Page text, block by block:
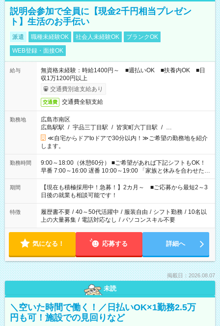
説明会参加で全員に【現金2千円相当プレゼン
ト】生活のお手伝い
派遣 職種未経験OK 社会人未経験OK
ブランクOK
WEB登録・面接OK
給与
無資格未経験：時給1400円～ ■週払いOK ■扶養内OK ■日
収1万1200円以上
交通費別途支給あり
交通費 交通費全額支給
勤務地
広島市南区
広島駅駅 / 宇品三丁目駅 / 皆実町六丁目駅 / …
≪自宅からドアtoドアで30分以内！≫ご希望の勤務地を紹介
します。
勤務時間
9:00～18:00（休憩60分） ■ご希望があれば下記シフトもOK！
早番 7:00～16:00 遅番 10:00～19:00 「家族と休みを合わせた
い」 「余裕を持って夕飯の準備がしたい」 「できれば残業はし
たくない」 など、ご希望を教えてくださいね。 ※Wワーク希望
の方へ 今ご覧のお仕事で希望する勤務時間と、もう1つのお仕事
の勤務時間。 合計で週40時間を超える場合は応募できません。
期間
【現在も積極採用中！急募！】2カ月～ ■ご応募から最短2～3
日後の就業も相談可能です！
特徴 履歴書不要 / 40～50代活躍中 / 服装自由 / シフト勤務 / 10名以
上の大量募集 / 電話対応なし / パソコンスキル不要
気になる！ 応募する 詳細へ
掲載日：2026.08.07
未読
＼空いた時間で働く！／日払いOK×1勤務2.5万
円も可！施設での見回りなど